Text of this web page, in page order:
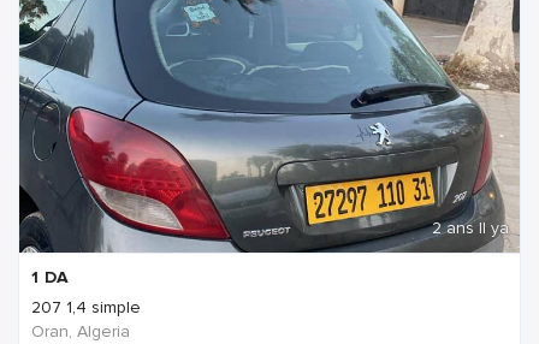
2 ans Il ya
1 DA
207 1,4 simple
Oran, Algeria